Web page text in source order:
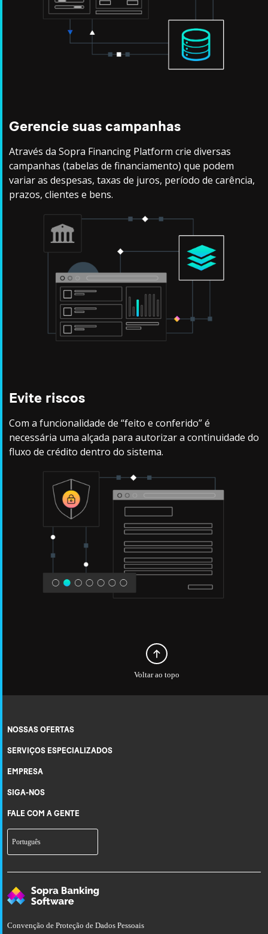
Gerencie suas campanhas
Através da Sopra Financing Platform crie diversas
campanhas (tabelas de financiamento) que podem
variar as despesas, taxas de juros, período de carência,
prazos, clientes e bens.
Evite riscos
Com a funcionalidade de “feito e conferido” é
necessária uma alçada para autorizar a continuidade do
fluxo de crédito dentro do sistema.
Voltar ao topo
NOSSAS OFERTAS
SERVIÇOS ESPECIALIZADOS
EMPRESA
SIGA-NOS
FALE COM A GENTE
Português
Convenção de Proteção de Dados Pessoais